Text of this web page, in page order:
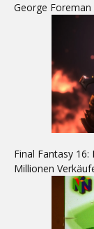
George Foreman
Final Fantasy
Millionen